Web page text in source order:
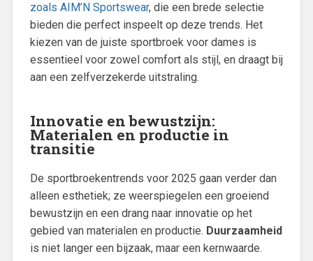
zoals AIM’N Sportswear, die een brede selectie
bieden die perfect inspeelt op deze trends. Het
kiezen van de juiste sportbroek voor dames is
essentieel voor zowel comfort als stijl, en draagt bij
aan een zelfverzekerde uitstraling.
Innovatie en bewustzijn:
Materialen en productie in
transitie
De sportbroekentrends voor 2025 gaan verder dan
alleen esthetiek; ze weerspiegelen een groeiend
bewustzijn en een drang naar innovatie op het
gebied van materialen en productie. Duurzaamheid
is niet langer een bijzaak, maar een kernwaarde.